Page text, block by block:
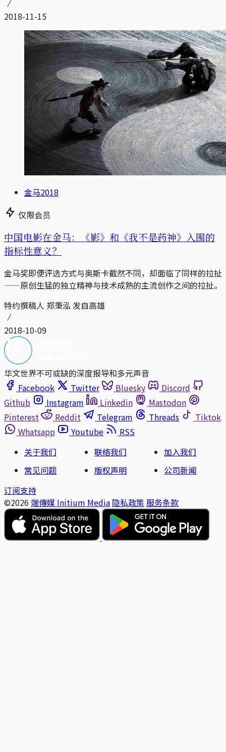
2018-11-15
金马2018
仅限会员
中国电影在金马：《影》和《我不是药神》入围的
指标性意义？
金马奖即便评选方式与奥斯卡截然不同，却面临了同样的拉扯
——原创生猛的独立精神与技术成熟的主流创作之间的拉扯。
特约撰稿人 郑秉泓 发自高雄
2018-10-09
华文世界不可或缺的深度报导和多元声音
Facebook
Twitter Bluesky
Discord
Github
Instagram Linkedin
Mastodon
Pinterest
Reddit Telegram Threads
Tiktok
Whatsapp
Youtube
RSS
关于我们
联络我们
加入我们
常见问题
版权声明
公司新闻
订阅支持
©2026 端傳媒 Initium Media 隐私政策 服务条款